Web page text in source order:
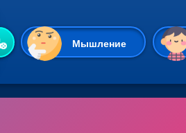
Мышление
Гиперказуальные